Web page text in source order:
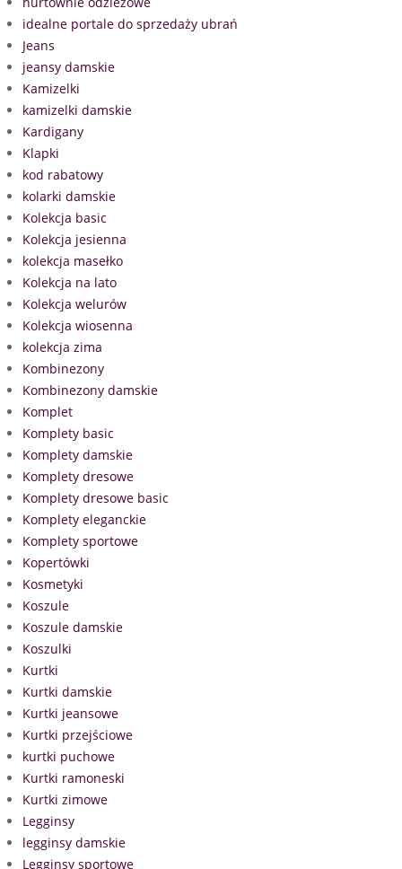
idealne portale do sprzedaży ubrań
Jeans
jeansy damskie
Kamizelki
kamizelki damskie
Kardigany
Klapki
kod rabatowy
kolarki damskie
Kolekcja basic
Kolekcja jesienna
kolekcja masełko
Kolekcja na lato
Kolekcja welurów
Kolekcja wiosenna
kolekcja zima
Kombinezony
Kombinezony damskie
Komplet
Komplety basic
Komplety damskie
Komplety dresowe
Komplety dresowe basic
Komplety eleganckie
Komplety sportowe
Kopertówki
Kosmetyki
Koszule
Koszule damskie
Koszulki
Kurtki
Kurtki damskie
Kurtki jeansowe
Kurtki przejściowe
kurtki puchowe
Kurtki ramoneski
Kurtki zimowe
Legginsy
legginsy damskie
Legginsy sportowe